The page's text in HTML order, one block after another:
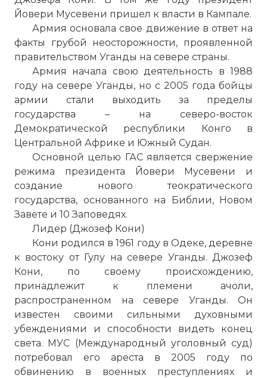
Йовери Мусевени пришел к власти в Кампале.
Армия основала свое движение в ответ на
факты грубой неосторожности, проявленной
правительством Уганды на севере страны.
Армия начала свою деятельность в 1988
году на севере Уганды, но с 2005 года бойцы
армии стали выходить за пределы
государства – на северо-восток
Демократической республики Конго в
Центральной Африке и Южный Судан.
Основной целью ГАС является свержение
режима президента Йовери Мусевени и
создание нового теократического
государства, основанного на Библии, Новом
Завете и 10 Заповедях.
Лидер (Джозеф Кони)
Кони родился в 1961 году в Одеке, деревне
к востоку от Гулу на севере Уганды. Джозеф
Кони, по своему происхождению,
принадлежит к племени ачоли,
распространенном на севере Уганды. Он
известен своими сильными духовными
убеждениями и способности видеть конец
света. МУС (Международный уголовный суд)
потребовал его ареста в 2005 году по
обвинению в военных преступлениях и